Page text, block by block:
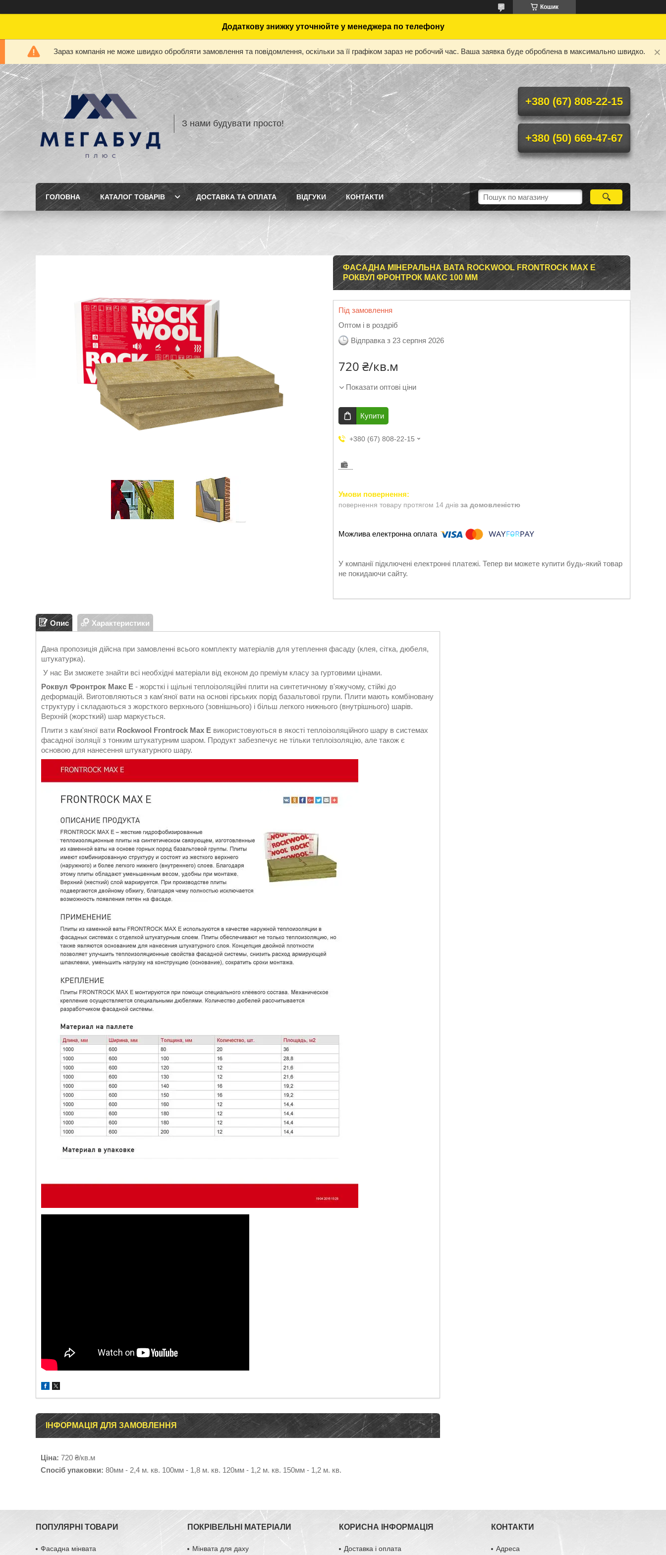
Кошик
Додаткову знижку уточнюйте у менеджера по телефону
Зараз компанія не може швидко обробляти замовлення та повідомлення, оскільки за її графіком зараз не робочий час. Ваша заявка буде оброблена в максимально швидко.
З нами будувати просто!
+380 (67) 808-22-15
+380 (50) 669-47-67
ГОЛОВНА КАТАЛОГ ТОВАРІВ ДОСТАВКА ТА ОПЛАТА ВІДГУКИ КОНТАКТИ
ФАСАДНА МІНЕРАЛЬНА ВАТА ROCKWOOL FRONTROCK MAX E
РОКВУЛ ФРОНТРОК МАКС 100 ММ
Під замовлення
Оптом і в роздріб
Відправка з 23 серпня 2026
720 ₴/кв.м
Показати оптові ціни
Купити
+380 (67) 808-22-15
повернення товару протягом 14 днів за домовленістю
У компанії підключені електронні платежі. Тепер ви можете купити будь-який товар
не покидаючи сайту.
Опис Характеристики
Дана пропозиція дійсна при замовленні всього комплекту матеріалів для утеплення фасаду (клея, сітка, дюбеля,
штукатурка).
У нас Ви зможете знайти всі необхідні матеріали від економ до преміум класу за гуртовими цінами.
Роквул Фронтрок Макс Е - жорсткі і щільні теплоізоляційні плити на синтетичному в'яжучому, стійкі до
деформацій. Виготовляються з кам'яної вати на основі гірських порід базальтової групи. Плити мають комбіновану
структуру і складаються з жорсткого верхнього (зовнішнього) і більш легкого нижнього (внутрішнього) шарів.
Верхній (жорсткий) шар маркується.
Плити з кам'яної вати Rockwool Frontrock Max E використовуються в якості теплоізоляційного шару в системах
фасадної ізоляції з тонким штукатурним шаром. Продукт забезпечує не тільки теплоізоляцію, але також є
основою для нанесення штукатурного шару.
ІНФОРМАЦІЯ ДЛЯ ЗАМОВЛЕННЯ
Ціна: 720 ₴/кв.м
Спосіб упаковки: 80мм - 2,4 м. кв. 100мм - 1,8 м. кв. 120мм - 1,2 м. кв. 150мм - 1,2 м. кв.
ПОПУЛЯРНІ ТОВАРИ
Фасадна мінвата
ПОКРІВЕЛЬНІ МАТЕРІАЛИ
Мінвата для даху
КОРИСНА ІНФОРМАЦІЯ
Доставка і оплата
КОНТАКТИ
Адреса